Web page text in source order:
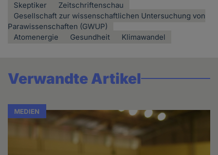
Skeptiker
Zeitschriftenschau
Gesellschaft zur wissenschaftlichen Untersuchung von
Parawissenschaften (GWUP)
Atomenergie
Gesundheit Klimawandel
Verwandte Artikel
MEDIEN